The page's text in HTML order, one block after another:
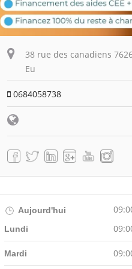
38 rue des canadiens
Eu
0684058738
Aujourd'hui
Lundi
Mardi